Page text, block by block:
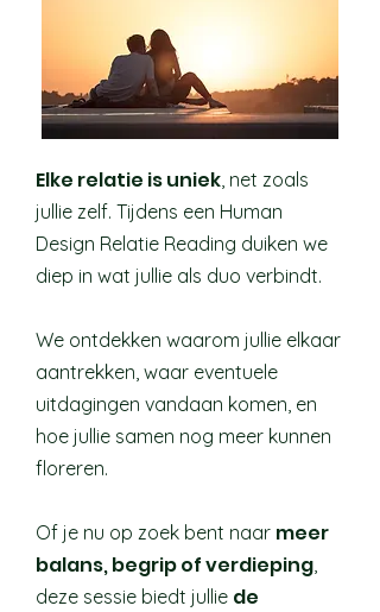
Elke relatie is uniek, net zoals
jullie zelf. Tijdens een Human
Design Relatie Reading duiken we
diep in wat jullie als duo verbindt.
We ontdekken waarom jullie elkaar
aantrekken, waar eventuele
uitdagingen vandaan komen, en
hoe jullie samen nog meer kunnen
floreren.​
Of je nu op zoek bent naar meer
balans, begrip of verdieping,
deze sessie biedt jullie de